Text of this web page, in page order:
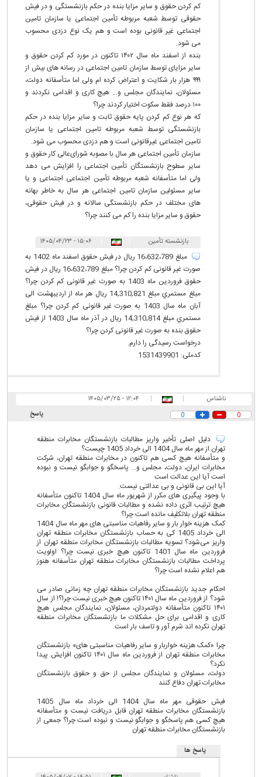
کم کردن حقوق و سایر مزایا بنده در حکم بازنشستگی و در فیش
حقوقی توسط شعبه مربوطه تأمین اجتماعی یا سازمان تامین
اجتماعی غیر قانونی بوده است و هم یک نوع دزدی محسوب
می شود.
بنده از اسفند ماه سال ۱۴۰۲ تاکنون در مورد کم کردن حقوق و
سایر مزایای توسط سازمان تامین اجتماعی در رسانه های بیش از
۹۹۹ هزار بار شکایت و اعتراض کرده ام ولی اما متأسفانه دولت،
مسئولان، نمایندگان مجلس و… هیچ کاری و اقدامی نکردند و
۱۰۰ درصد فقط سکوت اختیار کردند چرا؟
که هر نوع کم کردن پایه حقوق ثابت و سایر مزایا بنده در حکم
بازنشستگی توسط شعبه مربوطه تامین اجتماعی یا سازمان
تامین اجتماعی غیرقانونی است و هم دزدی محسوب می شود.
سازمان تأمین اجتماعی هر سال با مصوبه شورای‌عالی کار حقوق و
سایر سطوح بازنشستگان تأمین اجتماعی را افزایش می دهد
ولی اما متأسفانه شعبه مربوطه تأمین اجتماعی اجتماعی و یا
سایر مسئولین سازمان تامین اجتماعی هر سال به خاطر بهانه
های مختلف در حکم بازنشستگی سالانه و در فیش حقوقی،
حقوق و سایر مزایا بنده را کم می کنند چرا؟
بازنشسته تأمین
اجتماعی
۱۵:۰۶ - ۱۴۰۵/۰۴/۲۳
مبلغ 16،632،789 ریال در فیش حقوق اسفند ماه 1402 به
صورت غیر قانونی کم کردن چرا؟ مبلغ 16،632،789 ریال در فیش
حقوق فروردین ماه 1403 به صورت غیر قانونی کم کردن چرا؟
مبلغ مستمري مبلغ 14,310,821 ریال هر ماه از اردیبهشت الی
آبان ماه سال 1403 به صورت غیر قانونی کم کردن چرا؟ مبلغ
مستمري مبلغ 14,310,814 ریال در آذر ماه سال 1403 از فیش
حقوق بنده به صورت غیر قانونی کردن چرا؟
درخواست رسیدگی را دارم.
کدملی: 1531439901
ناشناس |
|
۱۲:۰۴ - ۱۴۰۵/۰۳/۲۵
پاسخ
0
0
دلیل اصلی تأخیر واریز مطالبات بازنشستگان مخابرات منطقه
تهران از مهر ماه سال 1404 الی خرداد 1405 چیست؟
و متأسفانه هیچ کسی هم تاکنون در مخابرات منطقه تهران، شرکت
مخابرات ایران، دولت، مجلس و... پاسخگو و جوابگو نیست و نبوده
است آیا این عدالت است
آیا این بی قانونی و بی عدالتی نیست.
با وجود پیگیری های مکرر از شهریور ماه سال 1404 تاکنون متأسفانه
هیچ ترتیب اثری داده نشده و مطالبات قانونی بازنشستگان مخابرات
منطقه تهران بلاتکلیف مانده است چرا؟
کمک هزینه خوار بار و سایر رفاهیات مناسبتی های مهر ماه سال 1404
الی خرداد 1405 کی به حساب بازنشستگان مخابرات منطقه تهران
واریز می‌شود؟ تسویه مطالبات بازنشستگان مخابرات منطقه تهران از
فروردین ماه سال 1401 تاکنون هیچ خبری نیست چرا؟ اولویت
پرداخت مطالبات بازنشستگان مخابرات منطقه تهران متأسفانه هنوز
هم اعلام نشده است چرا؟
احکام جدید بازنشستگان مخابرات منطقه تهران چه زمانی صادر می
شود؟ از فروردین ماه سال ۱۴۰۱ تاکنون هیچ خبری نیست چرا؟! از سال
۱۴۰۱ تاکنون متأسفانه دولتمردان، مسئولان، نمایندگان مجلس هیچ
کاری و اقدامی برای حل مشکلات ما بازنشستگان مخابرات منطقه
تهران نکرده اند شرم آور و تاسف بار است.
چرا «کمک هزینه خواربار و سایر رفاهیات مناسبتی های» بازنشستگان
مخابرات منطقه تهران از فروردین ماه سال ۱۴۰۱ تاکنون افزایش پیدا
نکرد؟
دولت، مسئولان و نمایندگان مجلس از حق و حقوق بازنشستگان
مخابرات تهران دفاع کنند
فیش حقوقی مهر ماه سال 1404 الی خرداد ماه سال 1405
بازنشستگان مخابرات منطقه تهران قابل دریافت نیست و متأسفانه
هیچ کسی هم پاسخگو و جوابگو نیست و نبوده است چرا؟ جمعی از
بازنشستگان مخابرات منطقه تهران
پاسخ ها